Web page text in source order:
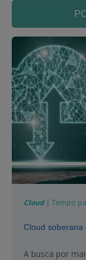
Cloud| Tempo
Cloud soberana
A busca por